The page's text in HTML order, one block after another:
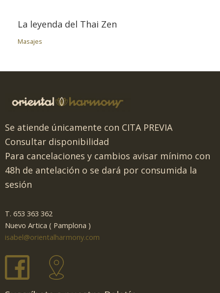
La leyenda del Thai Zen
Masajes
Se atiende únicamente con CITA PREVIA
Consultar disponibilidad
Para cancelaciones y cambios avisar mínimo con
48h de antelación o se dará por consumida la
sesión
T. 653 363 362
Nuevo Artica ( Pamplona )
isabel@orientalharmony.com